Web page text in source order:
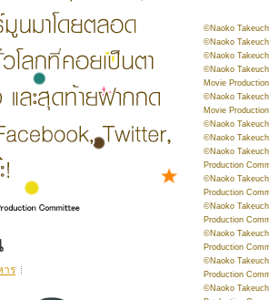
าร
©Naoko
©Naoko
©Naoko
©Naoko
Movie
©Naoko
Movie
©Naoko
©Naoko
©Naoko
Production
©Naoko
Production
©Naoko
Production
©Naoko
Production
©Naoko
Production
©Naoko